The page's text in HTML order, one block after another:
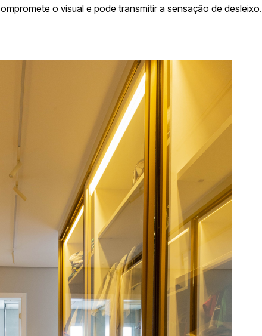
o visual e pode transmitir a sensação de desleixo.